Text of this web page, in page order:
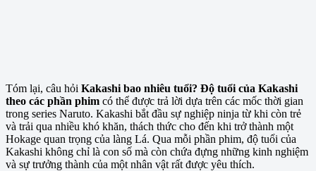
Tóm lại, câu hỏi Kakashi bao nhiêu tuổi? Độ tuổi của Kakashi
theo các phần phim có thể được trả lời dựa trên các mốc thời gian
trong series Naruto. Kakashi bắt đầu sự nghiệp ninja từ khi còn trẻ
và trải qua nhiều khó khăn, thách thức cho đến khi trở thành một
Hokage quan trọng của làng Lá. Qua mỗi phần phim, độ tuổi của
Kakashi không chỉ là con số mà còn chứa đựng những kinh nghiệm
và sự trưởng thành của một nhân vật rất được yêu thích.